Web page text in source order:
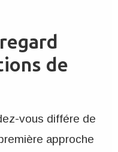
de
vous différe de
approche